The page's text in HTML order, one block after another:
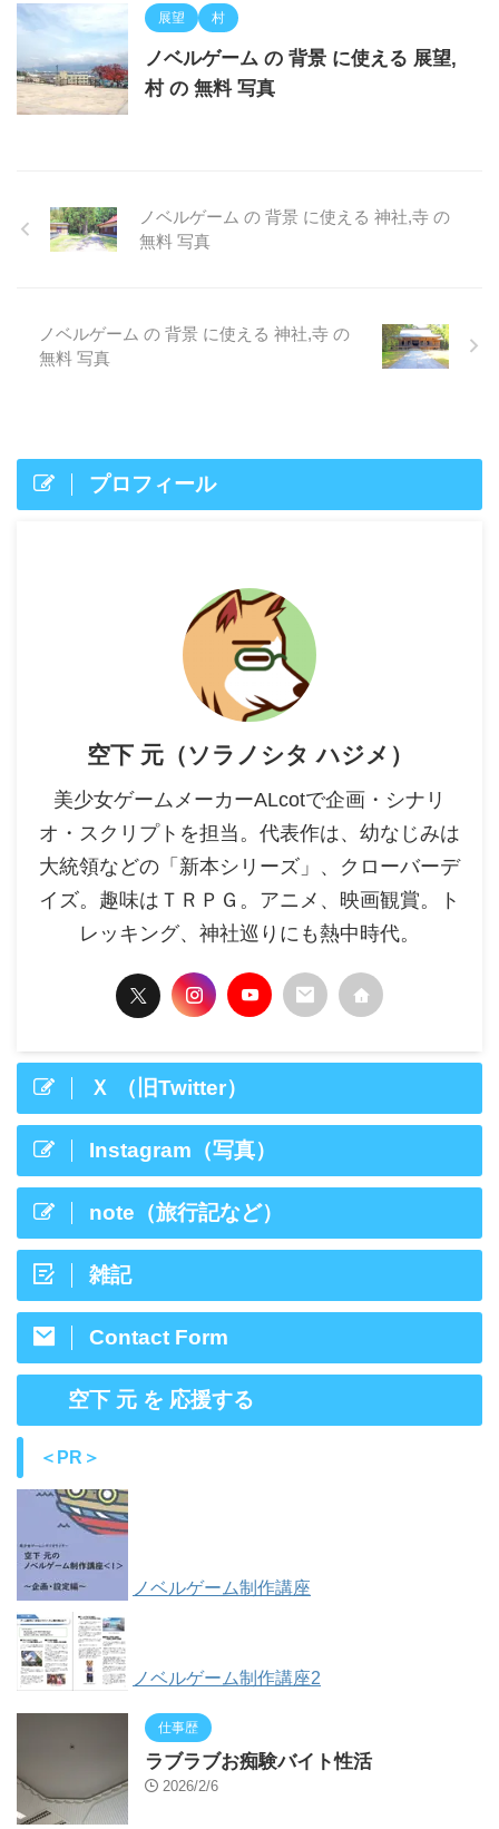
展望 村
ノベルゲーム の 背景 に使える 展望,
村 の 無料 写真
ノベルゲーム の 背景 に使える 神社,寺 の
無料 写真
ノベルゲーム の 背景 に使える 神社,寺 の
無料 写真
プロフィール
空下 元（ソラノシタ ハジメ）
美少女ゲームメーカーALcotで企画・シナリ
オ・スクリプトを担当。代表作は、幼なじみは
大統領などの「新本シリーズ」、クローバーデ
イズ。趣味はＴＲＰＧ。アニメ、映画観賞。ト
レッキング、神社巡りにも熱中時代。
Ｘ （旧Twitter）
Instagram（写真）
note（旅行記など）
雑記
Contact Form
空下 元 を 応援する
＜PR＞
ノベルゲーム制作講座
ノベルゲーム制作講座2
仕事歴
ラブラブお痴験バイト性活
2026/2/6